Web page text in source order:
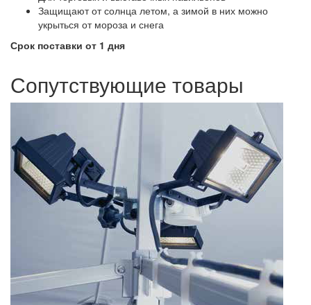
Защищают от солнца летом, а зимой в них можно
укрыться от мороза и снега
Срок поставки от 1 дня
Сопутствующие товары